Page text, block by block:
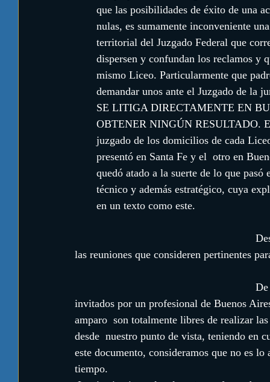
que las posibilidades de éxito de una
nulas, es sumamente inconveniente
territorial del Juzgado Federal que
dispersen y confundan los reclamos y
mismo Liceo. Particularmente que
demandar unos ante el Juzgado de
SE LITIGA DIRECTAMENTE EN
OBTENER NINGÚN RESULTADO.
juzgado de los domicilios de cada
presentó en Santa Fe y el  otro en
quedó atado a la suerte de lo que
técnico y además estratégico, cuya
en un texto como este.
las reuniones que consideren pertinentes
invitados por un profesional de Buenos
amparo  son totalmente libres de realizar
desde  nuestro punto de vista, teniendo en
este documento, consideramos que no es
tiempo.